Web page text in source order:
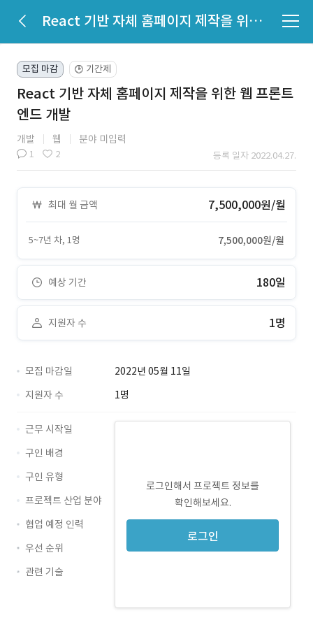
React 기반 자체 홈페이지 제작을 위한 웹 프론트엔드 개발
모집 마감 🕒 기간제
React 기반 자체 홈페이지 제작을 위한 웹 프론트
엔드 개발
개발 웹 분야 미입력
1 2 등록 일자 2022.04.27.
최대 월 금액 7,500,000원/월
5~7년 차, 1명 7,500,000원/월
예상 기간 180일
지원자 수 1명
모집 마감일
2022년 05월 11일
지원자 수
1명
로그인해서 프로젝트 정보를
확인해보세요.
로그인
근무 시작일
구인 배경
구인 유형
프로젝트 산업 분야
협업 예정 인력
우선 순위
관련 기술